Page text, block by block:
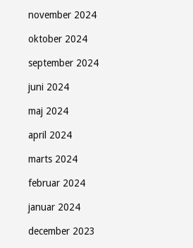
november 2024
oktober 2024
september 2024
juni 2024
maj 2024
april 2024
marts 2024
februar 2024
januar 2024
december 2023